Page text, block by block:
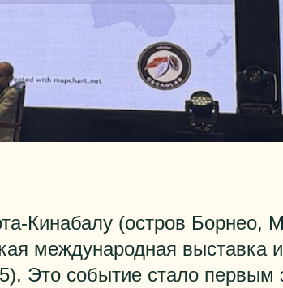
Кинабалу (остров Борнео,
международная выставка
Это событие стало первым